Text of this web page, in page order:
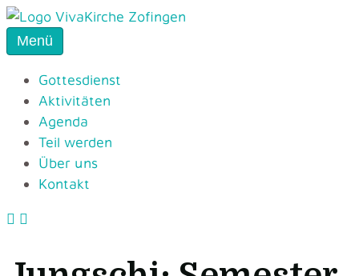
Menü
Gottesdienst
Aktivitäten
Agenda
Teil werden
Über uns
Kontakt